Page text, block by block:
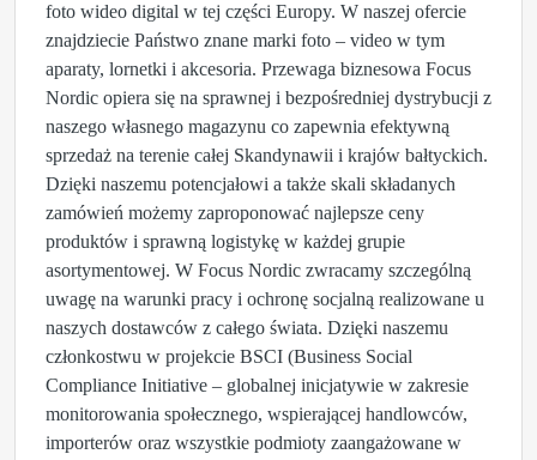
foto wideo digital w tej części Europy. W naszej ofercie
znajdziecie Państwo znane marki foto – video w tym
aparaty, lornetki i akcesoria. Przewaga biznesowa Focus
Nordic opiera się na sprawnej i bezpośredniej dystrybucji z
naszego własnego magazynu co zapewnia efektywną
sprzedaż na terenie całej Skandynawii i krajów bałtyckich.
Dzięki naszemu potencjałowi a także skali składanych
zamówień możemy zaproponować najlepsze ceny
produktów i sprawną logistykę w każdej grupie
asortymentowej. W Focus Nordic zwracamy szczególną
uwagę na warunki pracy i ochronę socjalną realizowane u
naszych dostawców z całego świata. Dzięki naszemu
członkostwu w projekcie BSCI (Business Social
Compliance Initiative – globalnej inicjatywie w zakresie
monitorowania społecznego, wspierającej handlowców,
importerów oraz wszystkie podmioty zaangażowane w